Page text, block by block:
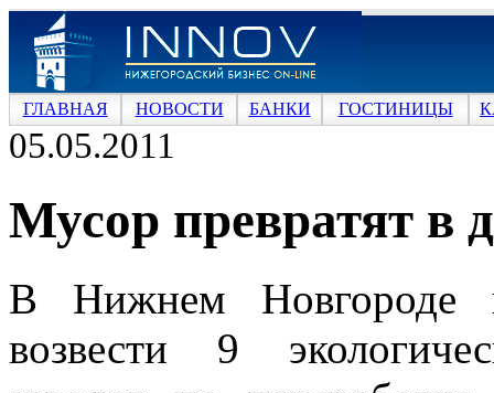
ГЛАВНАЯ НОВОСТИ БАНКИ ГОСТИНИЦЫ
05.05.2011
Мусор превратят в
В Нижнем Новгороде
возвести 9